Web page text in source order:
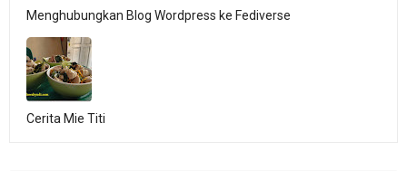
Menghubungkan Blog Wordpress ke Fediverse
Cerita Mie Titi